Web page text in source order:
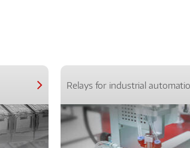
Relays for industrial